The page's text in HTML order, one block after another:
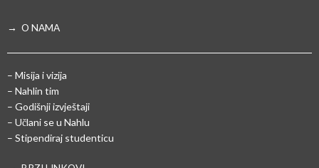
→ O NAMA
– Misija i vizija
– Nahlin tim
– Godišnji izvještaji
– Učlani se u Nahlu
– Stipendiraj studenticu